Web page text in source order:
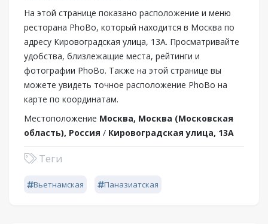
На этой странице показано расположение и меню
ресторана PhoBo, который находится в Москва по
адресу Кировоградская улица, 13А. Просматривайте
удобства, близлежащие места, рейтинги и
фотографии PhoBo. Также на этой странице вы
можете увидеть точное расположение PhoBo на
карте по координатам.
Местоположение Москва, Москва (Московская
область), Россия / Кировоградская улица, 13А
Теги
Вьетнамская Паназиатская